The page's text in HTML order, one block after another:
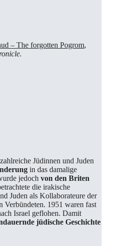
– The forgotten Pogrom,
Jüdinnen und Juden
in das damalige
jedoch von den Briten
die irakische
Juden als Kollaborateure der
Verbündeten. 1951 waren fast
Israel geflohen. Damit
jüdische Geschichte